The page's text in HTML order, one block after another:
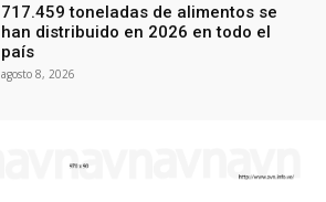
717.459 toneladas de alimentos se
han distribuido en 2026 en todo el
país
agosto 8, 2026